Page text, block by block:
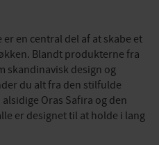
en central del af at skabe et
Blandt produkterne fra
skandinavisk design og
du alt fra den stilfulde
Oras Safira og den
er designet til at holde i lang